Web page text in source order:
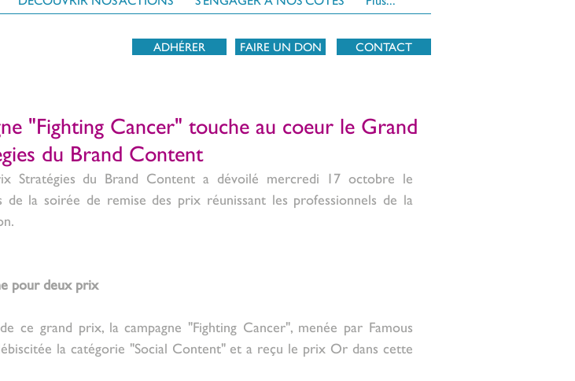
ADHÉRER FAIRE UN DON CONTACT
"Fighting Cancer" touche au coeur le Grand
du Brand Content
Stratégies du Brand Content a dévoilé mercredi 17 octobre le
de la soirée de remise des prix réunissant les professionnels de la
pour deux prix
ce grand prix, la campagne "Fighting Cancer", menée par Famous
la catégorie "Social Content" et a reçu le prix Or dans cette